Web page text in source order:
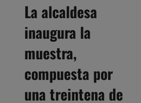
La alcaldesa
inaugura la
muestra,
compuesta por
una treintena de